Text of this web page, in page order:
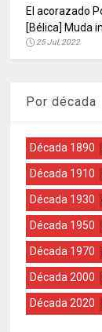
El acorazado
[Bélica] Muda
25 Jul, 2022
Por década
Década 1890
Década 1910
Década 1930
Década 1950
Década 1970
Década 2000
Década 2020